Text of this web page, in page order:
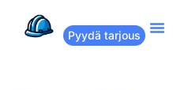
Pyydä tarjous